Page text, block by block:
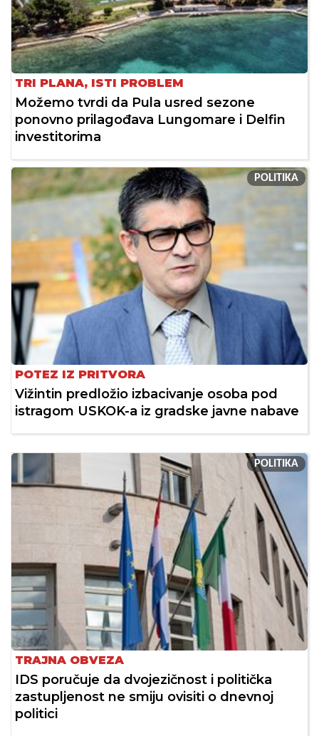
TRI PLANA, ISTI PROBLEM
Možemo tvrdi da Pula usred sezone
ponovno prilagođava Lungomare i Delfin
investitorima
POLITIKA
POTEZ IZ PRITVORA
Vižintin predložio izbacivanje osoba pod
istragom USKOK-a iz gradske javne nabave
POLITIKA
TRAJNA OBVEZA
IDS poručuje da dvojezičnost i politička
zastupljenost ne smiju ovisiti o dnevnoj
politici